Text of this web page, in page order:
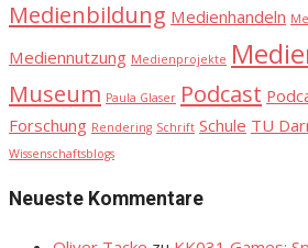
Medienbildung Medienhandeln
Mediennutzung Medienprojekte
Museum Paula Glaser Podcast
Forschung Rendering Schrift Schule TU
Wissenschaftsblogs
Neueste Kommentare